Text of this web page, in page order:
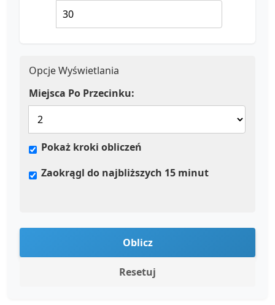
Opcje Wyświetlania
Miejsca Po Przecinku:
Pokaż kroki obliczeń
Zaokrągl do najbliższych 15 minut
Oblicz
Resetuj